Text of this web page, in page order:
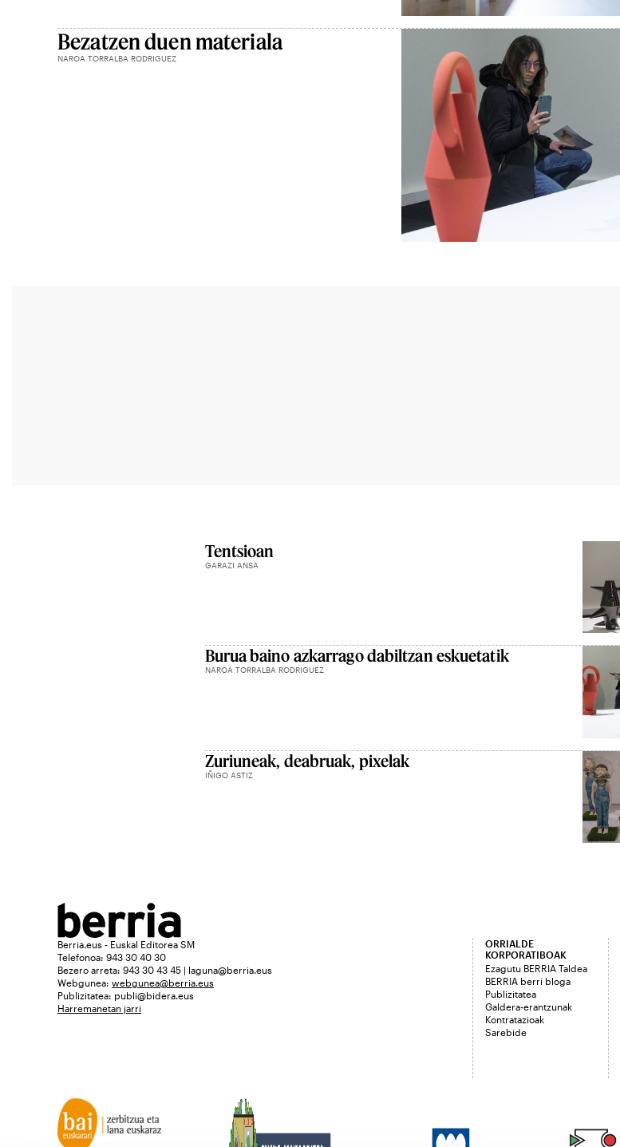
Bezatzen duen materiala
NAROA TORRALBA RODRIGUEZ
Tentsioan
GARAZI ANSA
Burua baino azkarrago dabiltzan eskuetatik
NAROA TORRALBA RODRIGUEZ
Zuriuneak, deabruak, pixelak
IÑIGO ASTIZ
Berria.eus - Euskal Editorea SM
Telefonoa: 943 30 40 30
Bezero arreta: 943 30 43 45 | laguna@berria.eus
Webgunea: webgunea@berria.eus
Publizitatea: publi@bidera.eus
Harremanetan jarri
ORRIALDE
KORPORATIBOAK
Ezagutu BERRIA Taldea
BERRIA berri bloga
Publizitatea
Galdera-erantzunak
Kontratazioak
Sarebide